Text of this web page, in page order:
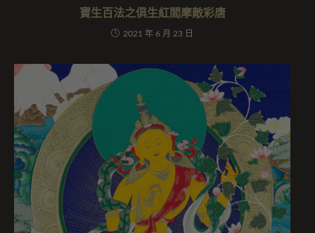
寶生百法之俱生紅閻摩敵彩唐
2021 年 6 月 23 日